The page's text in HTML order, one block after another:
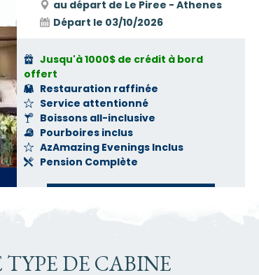
au départ de Le Piree - Athenes
Départ le 03/10/2026
Jusqu'à 1000$ de crédit à bord
offert
Restauration raffinée
Service attentionné
Boissons all-inclusive
Pourboires inclus
AzAmazing Evenings Inclus
Pension Complète
DE CABINE